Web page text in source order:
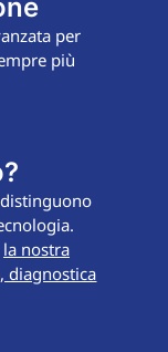
per
più
la nostra
diagnostica